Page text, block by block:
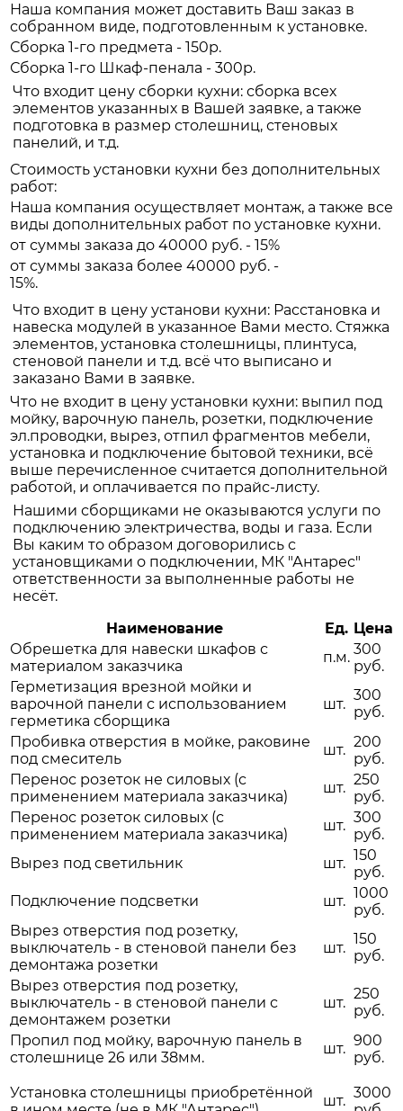
Наша компания может доставить Ваш заказ в
собранном виде, подготовленным к установке.
Сборка 1-го предмета - 150р.
Сборка 1-го Шкаф-пенала - 300р.
Что входит цену сборки кухни: сборка всех
элементов указанных в Вашей заявке, а также
подготовка в размер столешниц, стеновых
панелий, и т.д.
Стоимость установки кухни без дополнительных
работ:
Наша компания осуществляет монтаж, а также все
виды дополнительных работ по установке кухни.
от суммы заказа до 40000 руб. - 15%
от суммы заказа более 40000 руб. -
15%.
Что входит в цену установи кухни: Расстановка и
навеска модулей в указанное Вами место. Стяжка
элементов, установка столешницы, плинтуса,
стеновой панели и т.д. всё что выписано и
заказано Вами в заявке.
Что не входит в цену установки кухни: выпил под
мойку, варочную панель, розетки, подключение
эл.проводки, вырез, отпил фрагментов мебели,
установка и подключение бытовой техники, всё
выше перечисленное считается дополнительной
работой, и оплачивается по прайс-листу.
Нашими сборщиками не оказываются услуги по
подключению электричества, воды и газа. Если
Вы каким то образом договорились с
установщиками о подключении, МК "Антарес"
ответственности за выполненные работы не
несёт.
Наименование
Ед. Цена
Обрешетка для навески шкафов с
материалом заказчика
п.м. 300
руб.
Герметизация врезной мойки и
варочной панели с использованием
герметика сборщика
шт.
300
руб.
Пробивка отверстия в мойке, раковине
под смеситель
шт. 200
руб.
Перенос розеток не силовых (с
применением материала заказчика)
шт. 250
руб.
Перенос розеток силовых (с
применением материала заказчика)
шт. 300
руб.
Вырез под светильник
шт. 150
руб.
Подключение подсветки
шт. 1000
руб.
Вырез отверстия под розетку,
выключатель - в стеновой панели без
демонтажа розетки
шт.
150
руб.
Вырез отверстия под розетку,
выключатель - в стеновой панели с
демонтажем розетки
шт.
250
руб.
Пропил под мойку, варочную панель в
столешнице 26 или 38мм.
шт. 900
руб.
Установка столешницы приобретённой
шт. 3000